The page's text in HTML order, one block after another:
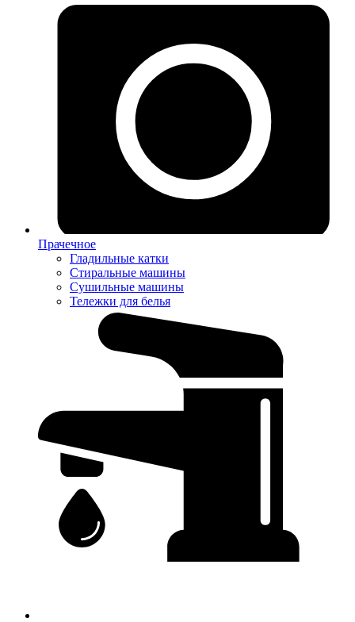
Прачечное
Гладильные катки
Стиральные машины
Сушильные машины
Тележки для белья